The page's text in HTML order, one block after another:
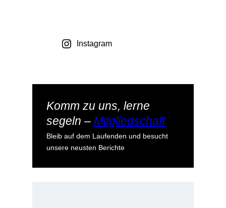
Instagram
Komm zu uns, lerne
segeln – Mitgliedschaft
Bleib auf dem Laufenden und besucht
unsere neusten Berichte